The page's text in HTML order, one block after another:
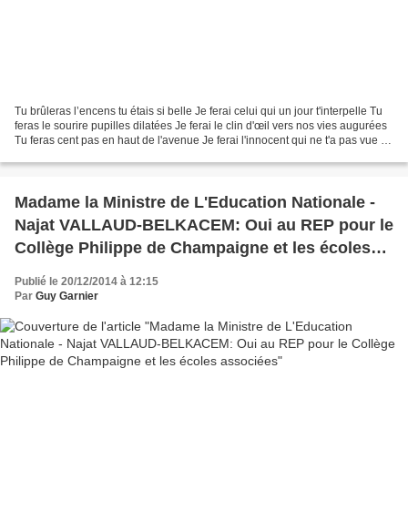
Tu brûleras l’encens tu étais si belle Je ferai celui qui un jour t'interpelle Tu
feras le sourire pupilles dilatées Je ferai le clin d'œil vers nos vies augurées
Tu feras cent pas en haut de l'avenue Je ferai l'innocent qui ne t'a pas vue Tu
Madame la Ministre de L'Education Nationale -
Najat VALLAUD-BELKACEM: Oui au REP pour le
Collège Philippe de Champaigne et les écoles
associées
Publié le 20/12/2014 à 12:15
Par Guy Garnier